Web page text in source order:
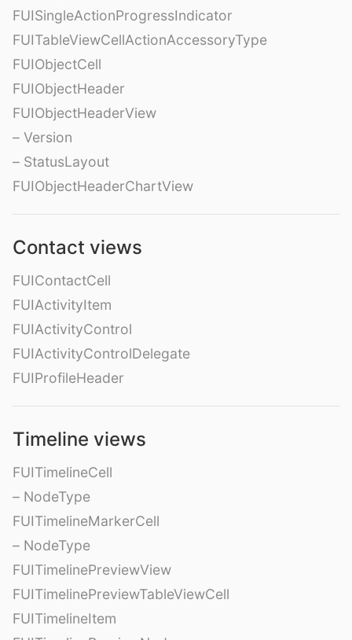
FUISingleActionProgressIndicator
FUITableViewCellActionAccessoryType
FUIObjectCell
FUIObjectHeader
FUIObjectHeaderView
– Version
– StatusLayout
FUIObjectHeaderChartView
Contact views
FUIContactCell
FUIActivityItem
FUIActivityControl
FUIActivityControlDelegate
FUIProfileHeader
Timeline views
FUITimelineCell
– NodeType
FUITimelineMarkerCell
– NodeType
FUITimelinePreviewView
FUITimelinePreviewTableViewCell
FUITimelineItem